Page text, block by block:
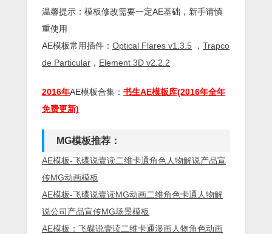
温馨提示：模板修改需要一定AE基础，新手请慎
重使用
AE模板常用插件： Optical Flares v1.3.5 ， Trapco
de Particular ， Element 3D v2.2.2
2016年AE模板合集： 书生AE模板库(2016年全年
免费更新)
MG模板推荐：
AE模板-飞碟说壹读二维卡通角色人物解说产品宣
传MG动画模板
AE模板-飞碟说壹读MG动画二维角色卡通人物解
说公司产品宣传MG场景模板
AE模板：飞碟说壹读二维卡通漫画人物角色动画